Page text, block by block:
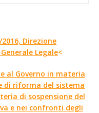
Direzione
Legale<
al Governo in materia
di riforma del sistema
di sospensione del
e nei confronti degli